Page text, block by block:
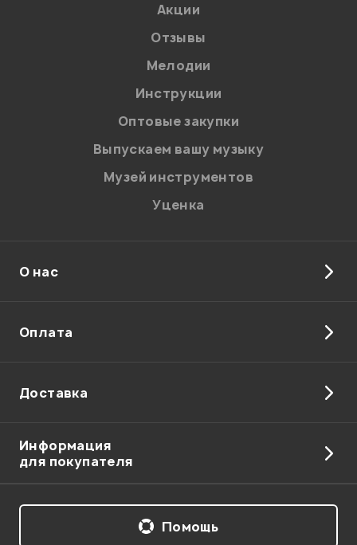
Акции
Отзывы
Мелодии
Инструкции
Оптовые закупки
Выпускаем вашу музыку
Музей инструментов
Уценка
О нас
Оплата
Доставка
Информация
для покупателя
Помощь